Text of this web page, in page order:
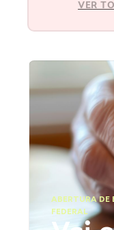
VER
ABERTURA DE
FEDERAL